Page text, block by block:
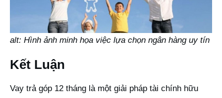
alt: Hình ảnh minh họa việc lựa chọn ngân hàng uy tín
Kết Luận
Vay trả góp 12 tháng là một giải pháp tài chính hữu